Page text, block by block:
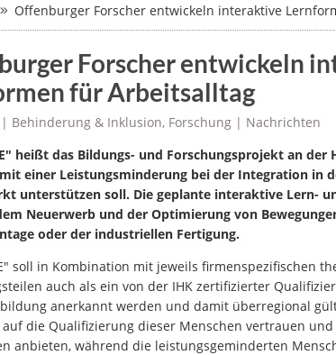
Offenburger Forscher entwickeln interaktive
Forscher entwickeln
für Arbeitsalltag
Behinderung & Inklusion, Forschung | Nachrichten
heißt das Bildungs- und Forschungsprojekt an der
einer Leistungsminderung bei der Integration in
unterstützen soll. Die geplante interaktive Lern-
Neuerwerb und der Optimierung von
oder der industriellen Fertigung.
soll in Kombination mit jeweils firmenspezifischen
auch als ein von der IHK zertifizierter
anerkannt werden und damit überregional
auf die Qualifizierung dieser Menschen vertrauen
anbieten, während die leistungsgeminderten